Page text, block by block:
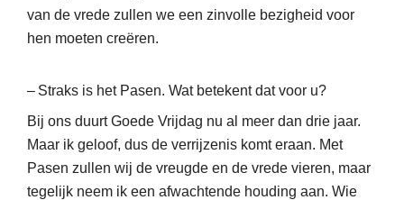
van de vrede zullen we een zinvolle bezigheid voor
hen moeten creëren.
– Straks is het Pasen. Wat betekent dat voor u?
Bij ons duurt Goede Vrijdag nu al meer dan drie jaar.
Maar ik geloof, dus de verrijzenis komt eraan. Met
Pasen zullen wij de vreugde en de vrede vieren, maar
tegelijk neem ik een afwachtende houding aan. Wie